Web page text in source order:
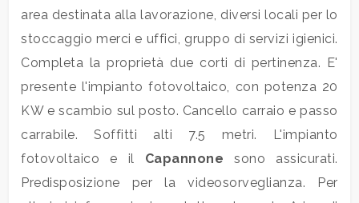
area destinata alla lavorazione, diversi locali per lo
stoccaggio merci e uffici, gruppo di servizi igienici.
Completa la proprietà due corti di pertinenza. E'
presente l'impianto fotovoltaico, con potenza 20
KW e scambio sul posto. Cancello carraio e passo
carrabile. Soffitti alti 7.5 metri. L'impianto
fotovoltaico e il Capannone sono assicurati.
Predisposizione per la videosorveglianza. Per
Terreni
Prezzo